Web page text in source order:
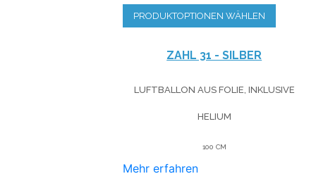
PRODUKTOPTIONEN WÄHLEN
ZAHL 31 - SILBER
LUFTBALLON AUS FOLIE, INKLUSIVE
HELIUM
100 CM
Mehr erfahren